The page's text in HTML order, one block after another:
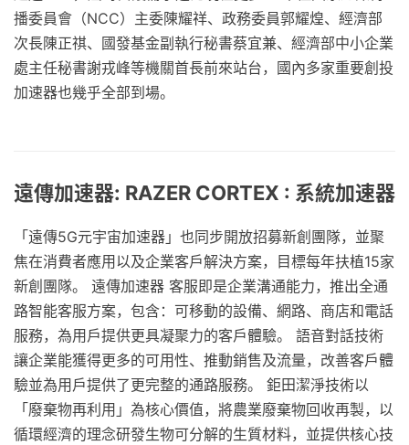
播委員會（NCC）主委陳耀祥、政務委員郭耀煌、經濟部
次長陳正祺、國發基金副執行秘書蔡宜兼、經濟部中小企業
處主任秘書謝戎峰等機關首長前來站台，國內多家重要創投
加速器也幾乎全部到場。
遠傳加速器: RAZER CORTEX : 系統加速器
「遠傳5G元宇宙加速器」也同步開放招募新創團隊，並聚
焦在消費者應用以及企業客戶解決方案，目標每年扶植15家
新創團隊。 遠傳加速器 客服即是企業溝通能力，推出全通
路智能客服方案，包含：可移動的設備、網路、商店和電話
服務，為用戶提供更具凝聚力的客戶體驗。 語音對話技術
讓企業能獲得更多的可用性、推動銷售及流量，改善客戶體
驗並為用戶提供了更完整的通路服務。 鉅田潔淨技術以
「廢棄物再利用」為核心價值，將農業廢棄物回收再製，以
循環經濟的理念研發生物可分解的生質材料，並提供核心技